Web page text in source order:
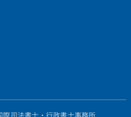
いぶん前に
亡くなって
を確認する